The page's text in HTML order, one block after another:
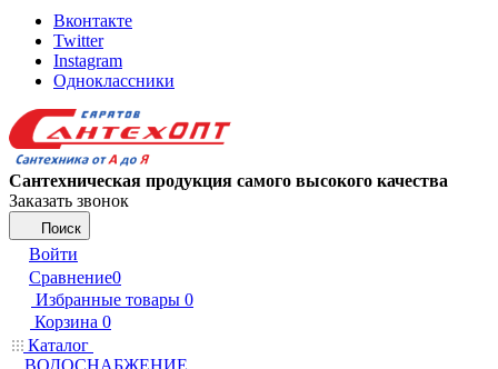
Вконтакте
Twitter
Instagram
Одноклассники
Сантехническая продукция самого высокого качества
Заказать звонок
Поиск
Войти
Сравнение0
Избранные товары 0
Корзина 0
Каталог
ВОДОСНАБЖЕНИЕ